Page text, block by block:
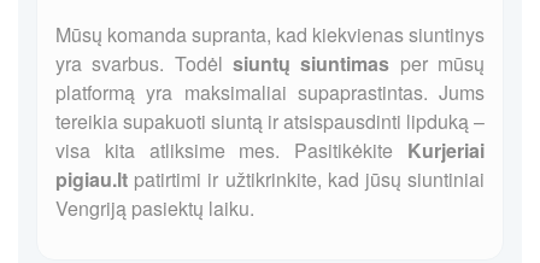
Mūsų komanda supranta, kad kiekvienas siuntinys
yra svarbus. Todėl siuntų siuntimas per mūsų
platformą yra maksimaliai supaprastintas. Jums
tereikia supakuoti siuntą ir atsispausdinti lipduką –
visa kita atliksime mes. Pasitikėkite Kurjeriai
pigiau.lt patirtimi ir užtikrinkite, kad jūsų siuntiniai
Vengriją pasiektų laiku.